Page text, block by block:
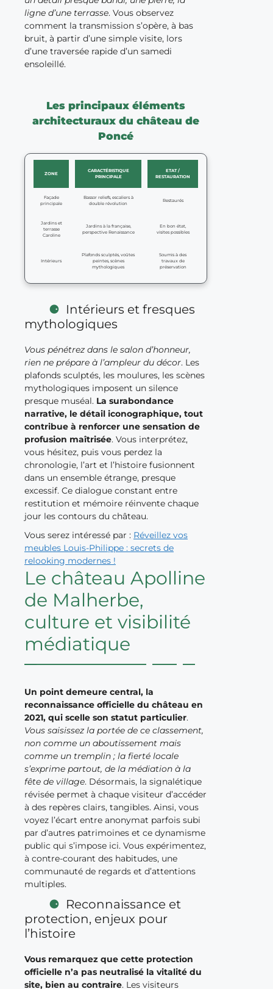
ligne d’une terrasse. Vous observez
comment la transmission s’opère, à bas
bruit, à partir d’une simple visite, lors
d’une traversée rapide d’un samedi
ensoleillé.
Les principaux éléments
architecturaux du château de
Poncé
ZONE
CARACTÉRISTIQUE
PRINCIPALE
ETAT /
RESTAURATION
Façade
principale
Bassor reliefs, escaliers à
double révolution
Restaurés
Jardins et
terrasse
Caroline
Jardins à la française,
perspective Renaissance
En bon état,
visites possibles
Intérieurs
Plafonds sculptés, voûtes
peintes, scènes
mythologiques
Soumis à des
travaux de
préservation
Intérieurs et fresques
mythologiques
Vous pénétrez dans le salon d’honneur,
rien ne prépare à l’ampleur du décor. Les
plafonds sculptés, les moulures, les scènes
mythologiques imposent un silence
presque muséal. La surabondance
narrative, le détail iconographique, tout
contribue à renforcer une sensation de
profusion maîtrisée. Vous interprétez,
vous hésitez, puis vous perdez la
chronologie, l’art et l’histoire fusionnent
dans un ensemble étrange, presque
excessif. Ce dialogue constant entre
restitution et mémoire réinvente chaque
jour les contours du château.
Vous serez intéressé par : Réveillez vos
meubles Louis-Philippe : secrets de
relooking modernes !
Le château Apolline
de Malherbe,
culture et visibilité
médiatique
Un point demeure central, la
reconnaissance officielle du château en
2021, qui scelle son statut particulier.
Vous saisissez la portée de ce classement,
non comme un aboutissement mais
comme un tremplin ; la fierté locale
s’exprime partout, de la médiation à la
fête de village. Désormais, la signalétique
révisée permet à chaque visiteur d’accéder
à des repères clairs, tangibles. Ainsi, vous
voyez l’écart entre anonymat parfois subi
par d’autres patrimoines et ce dynamisme
public qui s’impose ici. Vous expérimentez,
à contre-courant des habitudes, une
communauté de regards et d’attentions
multiples.
Reconnaissance et
protection, enjeux pour
l’histoire
Vous remarquez que cette protection
officielle n’a pas neutralisé la vitalité du
site, bien au contraire. Les visiteurs